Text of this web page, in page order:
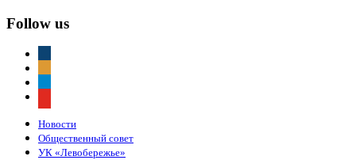
Follow us
Новости
Общественный совет
УК «Левобережье»